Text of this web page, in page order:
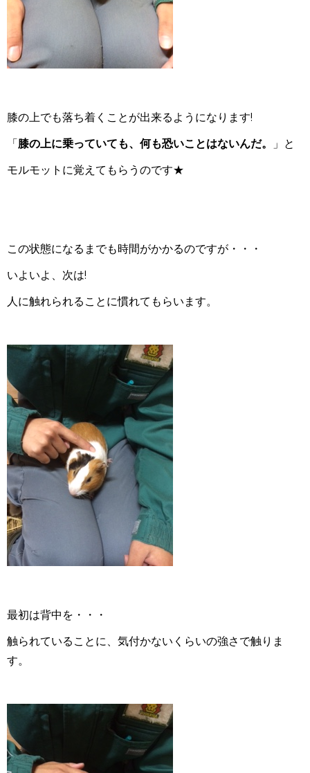
膝の上でも落ち着くことが出来るようになります!
「膝の上に乗っていても、何も恐いことはないんだ。
」と
モルモットに覚えてもらうのです★
この状態になるまでも時間がかかるのですが・・・
いよいよ、次は!
人に触れられることに慣れてもらいます。
最初は背中を・・・
触られていることに、気付かないくらいの強さで触りま
す。